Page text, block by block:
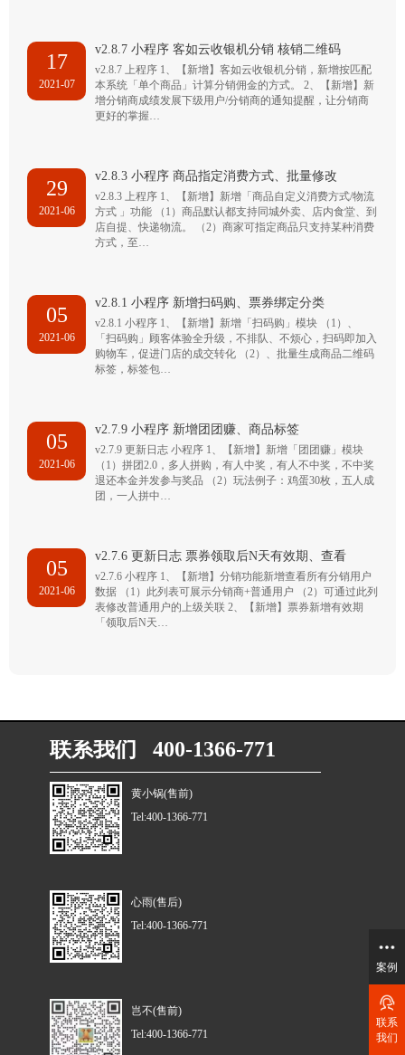
17
2021-07
v2.8.7 小程序 客如云收银机分销 核销二维码
v2.8.7 上程序 1、【新增】客如云收银机分销，新增按匹配
本系统「单个商品」计算分销佣金的方式。 2、【新增】新
增分销商成绩发展下级用户/分销商的通知提醒，让分销商
更好的掌握…
29
2021-06
v2.8.3 小程序 商品指定消费方式、批量修改
v2.8.3 上程序 1、【新增】新增「商品自定义消费方式/物流
方式 」功能 （1）商品默认都支持同城外卖、店内食堂、到
店自提、快递物流。 （2）商家可指定商品只支持某种消费
方式，至…
05
2021-06
v2.8.1 小程序 新增扫码购、票券绑定分类
v2.8.1 小程序 1、【新增】新增「扫码购」模块 （1）、
「扫码购」顾客体验全升级，不排队、不烦心，扫码即加入
购物车，促进门店的成交转化 （2）、批量生成商品二维码
标签，标签包…
05
2021-06
v2.7.9 小程序 新增团团赚、商品标签
v2.7.9 更新日志 小程序 1、【新增】新增「团团赚」模块
（1）拼团2.0，多人拼购，有人中奖，有人不中奖，不中奖
退还本金并发参与奖品 （2）玩法例子：鸡蛋30枚，五人成
团，一人拼中…
05
2021-06
v2.7.6 更新日志 票券领取后N天有效期、查看
v2.7.6 小程序 1、【新增】分销功能新增查看所有分销用户
数据 （1）此列表可展示分销商+普通用户 （2）可通过此列
表修改普通用户的上级关联 2、【新增】票券新增有效期
「领取后N天…
联系我们 400-1366-771
黄小锅(售前)
Tel:400-1366-771
心雨(售后)
Tel:400-1366-771
岂不(售前)
Tel:400-1366-771
案例
联系
我们